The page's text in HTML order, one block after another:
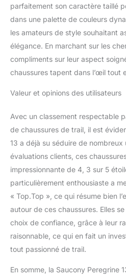
parfaitement son caractère taillé
dans une palette de couleurs
les amateurs de style souhaitant
élégance. En marchant sur les
compliments sur leur aspect
chaussures tapent dans l’œil tout
Valeur et opinions des utilisateurs
Avec un classement respectable
de chaussures de trail, il est
13 a déjà su séduire de nombreux
évaluations clients, ces
impressionnante de 4, 3 sur 5
particulièrement enthousiaste a
« Top.Top », ce qui résume bien
autour de ces chaussures. Elles
choix de confiance, grâce à leur
raisonnable, ce qui en fait un
tout passionné de trail.
En somme, la Saucony Peregrine